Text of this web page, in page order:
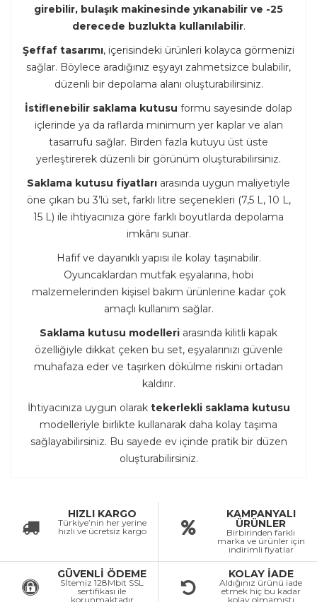
girebilir, bulaşık makinesinde yıkanabilir ve -25
derecede buzlukta kullanılabilir.
Şeffaf tasarımı, içerisindeki ürünleri kolayca görmenizi
sağlar. Böylece aradığınız eşyayı zahmetsizce bulabilir,
düzenli bir depolama alanı oluşturabilirsiniz.
İstiflenebilir saklama kutusu formu sayesinde dolap
içlerinde ya da raflarda minimum yer kaplar ve alan
tasarrufu sağlar. Birden fazla kutuyu üst üste
yerleştirerek düzenli bir görünüm oluşturabilirsiniz.
Saklama kutusu fiyatları arasında uygun maliyetiyle
öne çıkan bu 3’lü set, farklı litre seçenekleri (7,5 L, 10 L,
15 L) ile ihtiyacınıza göre farklı boyutlarda depolama
imkânı sunar.
Hafif ve dayanıklı yapısı ile kolay taşınabilir.
Oyuncaklardan mutfak eşyalarına, hobi
malzemelerinden kişisel bakım ürünlerine kadar çok
amaçlı kullanım sağlar.
Saklama kutusu modelleri arasında kilitli kapak
özelliğiyle dikkat çeken bu set, eşyalarınızı güvenle
muhafaza eder ve taşırken dökülme riskini ortadan
kaldırır.
İhtiyacınıza uygun olarak tekerlekli saklama kutusu
modelleriyle birlikte kullanarak daha kolay taşıma
sağlayabilirsiniz. Bu sayede ev içinde pratik bir düzen
oluşturabilirsiniz.
HIZLI KARGO
Türkiye’nin her yerine
hızlı ve ücretsiz kargo
KAMPANYALI
ÜRÜNLER
Birbirinden farklı
marka ve ürünler için
indirimli fiyatlar
GÜVENLİ ÖDEME
Sİtemiz 128Mbit SSL
sertifikası ile
korunmaktadır
KOLAY İADE
Aldığınız ürünü iade
etmek hiç bu kadar
kolay olmamıştı